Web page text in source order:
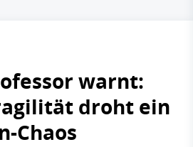
warnt:
droht ein
Chaos